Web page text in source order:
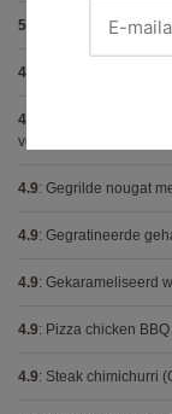
5.0 Bolognese van
4.9 Pasta met
4.9 Volkorenspaghetti
votes)
4.9: Gegrilde nougat
4.9: Gegratineerde
4.9: Gekarameliseerd
4.9: Pizza chicken BBQ
4.9: Steak chimichurri